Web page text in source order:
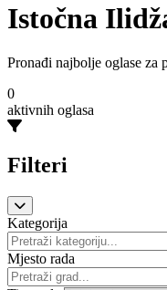
Istočna
Pronađi najbolje oglase za
0
aktivnih oglasa
Filteri
Kategorija
Mjesto rada